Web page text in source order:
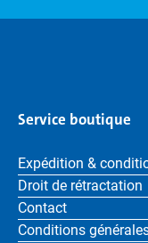
Service boutique
Expédition &
Droit de rétractation
Contact
Conditions